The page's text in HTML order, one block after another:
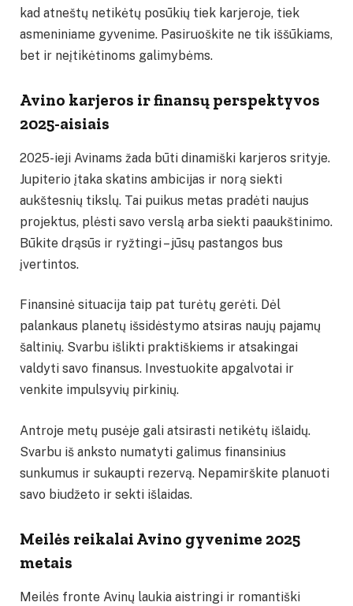
kad atneštų netikėtų posūkių tiek karjeroje, tiek
asmeniniame gyvenime. Pasiruoškite ne tik iššūkiams,
bet ir neįtikėtinoms galimybėms.
Avino karjeros ir finansų perspektyvos
2025-aisiais
2025-ieji Avinams žada būti dinamiški karjeros srityje.
Jupiterio įtaka skatins ambicijas ir norą siekti
aukštesnių tikslų. Tai puikus metas pradėti naujus
projektus, plėsti savo verslą arba siekti paaukštinimo.
Būkite drąsūs ir ryžtingi – jūsų pastangos bus
įvertintos.
Finansinė situacija taip pat turėtų gerėti. Dėl
palankaus planetų išsidėstymo atsiras naujų pajamų
šaltinių. Svarbu išlikti praktiškiems ir atsakingai
valdyti savo finansus. Investuokite apgalvotai ir
venkite impulsyvių pirkinių.
Antroje metų pusėje gali atsirasti netikėtų išlaidų.
Svarbu iš anksto numatyti galimus finansinius
sunkumus ir sukaupti rezervą. Nepamirškite planuoti
savo biudžeto ir sekti išlaidas.
Meilės reikalai Avino gyvenime 2025
metais
Meilės fronte Avinų laukia aistringi ir romantiški